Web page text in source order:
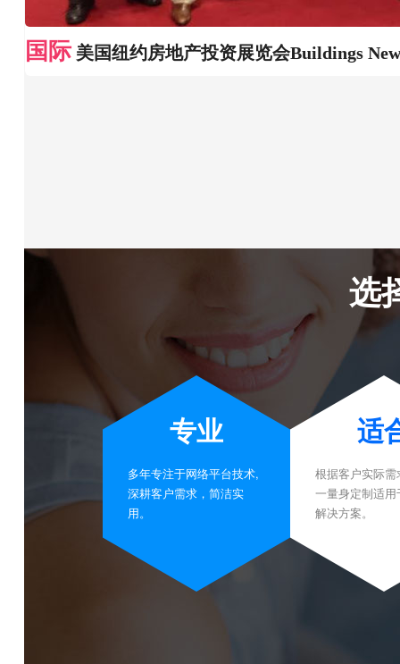
国际 美国纽约房地产投资展览会Buildings
选
专业
多年专注于网络平台技术,
深耕客户需求，简洁实
用。
适
根据客户实际
一量身定制适
解决方案。